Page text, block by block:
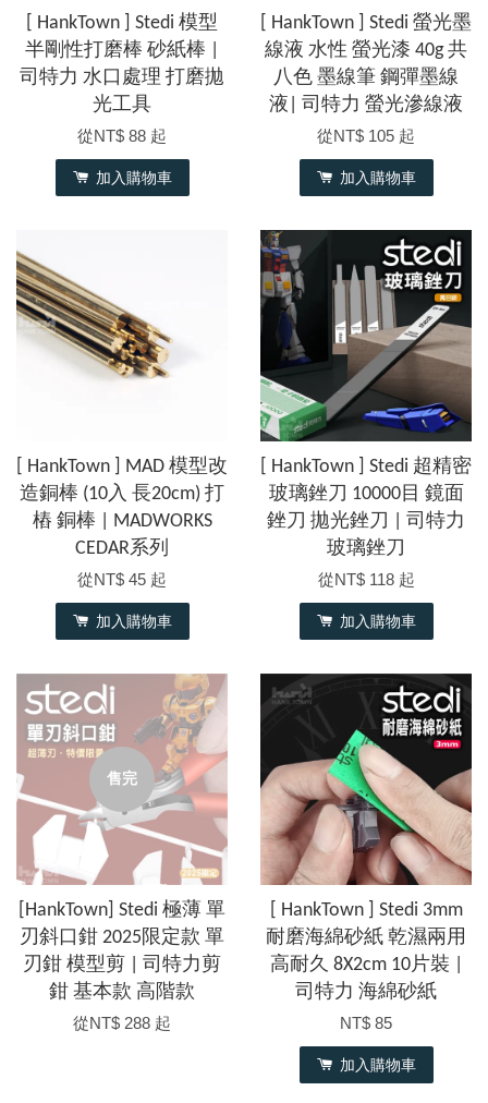
[ HankTown ] Stedi 模型
半剛性打磨棒 砂紙棒 |
司特力 水口處理 打磨拋
光工具
從NT$ 88 起
加入購物車
[ HankTown ] Stedi 螢光墨
線液 水性 螢光漆 40g 共
八色 墨線筆 鋼彈墨線
液| 司特力 螢光滲線液
從NT$ 105 起
加入購物車
[ HankTown ] MAD 模型改
造銅棒 (10入 長20cm) 打
樁 銅棒 | MADWORKS
CEDAR系列
從NT$ 45 起
加入購物車
[ HankTown ] Stedi 超精密
玻璃銼刀 10000目 鏡面
銼刀 拋光銼刀 | 司特力
玻璃銼刀
從NT$ 118 起
加入購物車
售完
[HankTown] Stedi 極薄 單
刃斜口鉗 2025限定款 單
刃鉗 模型剪 | 司特力剪
鉗 基本款 高階款
從NT$ 288 起
[ HankTown ] Stedi 3mm
耐磨海綿砂紙 乾濕兩用
高耐久 8X2cm 10片裝 |
司特力 海綿砂紙
NT$ 85
加入購物車